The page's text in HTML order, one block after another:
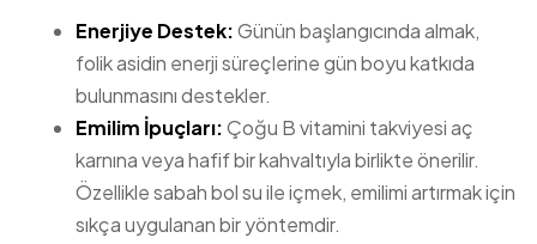
Enerjiye Destek:Günün başlangıcında almak,
folik asidin enerji süreçlerine gün boyu katkıda
bulunmasını destekler.
Emilim İpuçları:Çoğu B vitamini takviyesi aç
karnına veya hafif bir kahvaltıyla birlikte önerilir.
Özellikle sabah bol su ile içmek, emilimi artırmak için
sıkça uygulanan bir yöntemdir.